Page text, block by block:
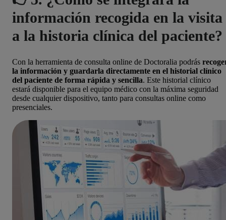
información recogida en la visita
a la historia clínica del paciente?
Con la herramienta de consulta online de Doctoralia podrás
la información y guardarla directamente en el historial clínico
del paciente de forma rápida y sencilla. Este historial clínico
estará disponible para el equipo médico con la máxima seguridad
desde cualquier dispositivo, tanto para consultas online como
presenciales.